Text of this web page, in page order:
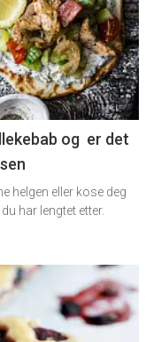
og er det
helgen eller kose deg
har lengtet etter.